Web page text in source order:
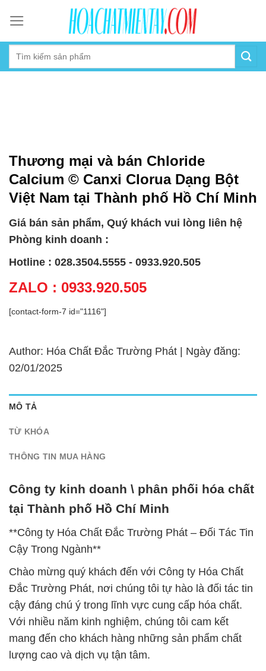
content
Thương mại và bán Chloride
Calcium © Canxi Clorua Dạng Bột
Việt Nam tại Thành phố Hồ Chí Minh
Giá bán sản phẩm, Quý khách vui lòng liên hệ
Phòng kinh doanh :
Hotline : 028.3504.5555 - 0933.920.505
ZALO : 0933.920.505
[contact-form-7 id="1116"]
Author: Hóa Chất Đắc Trường Phát | Ngày đăng:
02/01/2025
MÔ TẢ
TỪ KHÓA
THÔNG TIN MUA HÀNG
Công ty kinh doanh \ phân phối hóa chất
tại Thành phố Hồ Chí Minh
**Công ty Hóa Chất Đắc Trường Phát – Đối Tác Tin
Cậy Trong Ngành**
Chào mừng quý khách đến với Công ty Hóa Chất
Đắc Trường Phát, nơi chúng tôi tự hào là đối tác tin
cậy đáng chú ý trong lĩnh vực cung cấp hóa chất.
Với nhiều năm kinh nghiệm, chúng tôi cam kết
mang đến cho khách hàng những sản phẩm chất
lượng cao và dịch vụ tận tâm.